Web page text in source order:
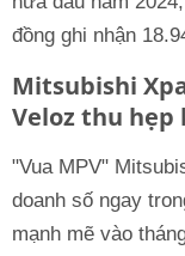
đồng ghi nhận
Mitsubishi
Veloz thu hẹp
"Vua MPV"
doanh số ngay
mạnh mẽ vào